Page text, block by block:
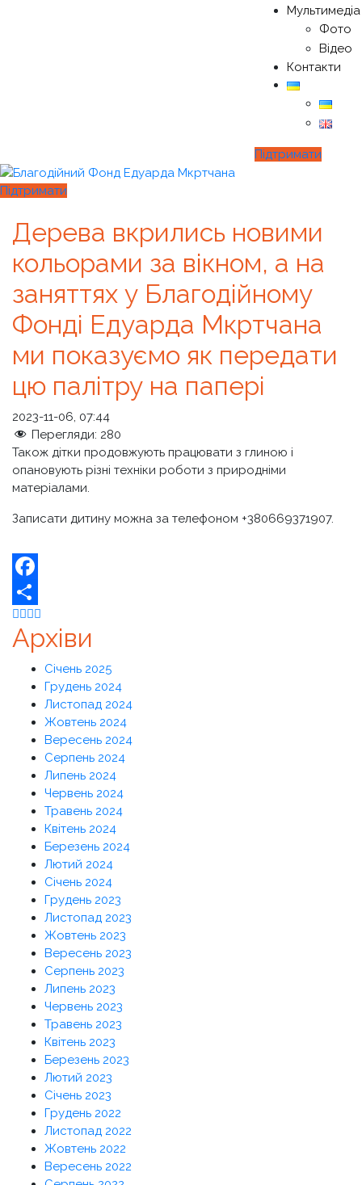
Мультимедіа
Фото
Відео
Контакти
Підтримати
Підтримати
Дерева вкрились новими
кольорами за вікном, а на
заняттях у Благодійному
Фонді Едуарда Мкртчана
ми показуємо як передати
цю палітру на папері
2023-11-06, 07:44
Перегляди: 280
Також дітки продовжують працювати з глиною і
опановують різні техніки роботи з природніми
матеріалами.
Записати дитину можна за телефоном +380669371907.
Facebook
Share
Архіви
Січень 2025
Грудень 2024
Листопад 2024
Жовтень 2024
Вересень 2024
Серпень 2024
Липень 2024
Червень 2024
Травень 2024
Квітень 2024
Березень 2024
Лютий 2024
Січень 2024
Грудень 2023
Листопад 2023
Жовтень 2023
Вересень 2023
Серпень 2023
Липень 2023
Червень 2023
Травень 2023
Квітень 2023
Березень 2023
Лютий 2023
Січень 2023
Грудень 2022
Листопад 2022
Жовтень 2022
Вересень 2022